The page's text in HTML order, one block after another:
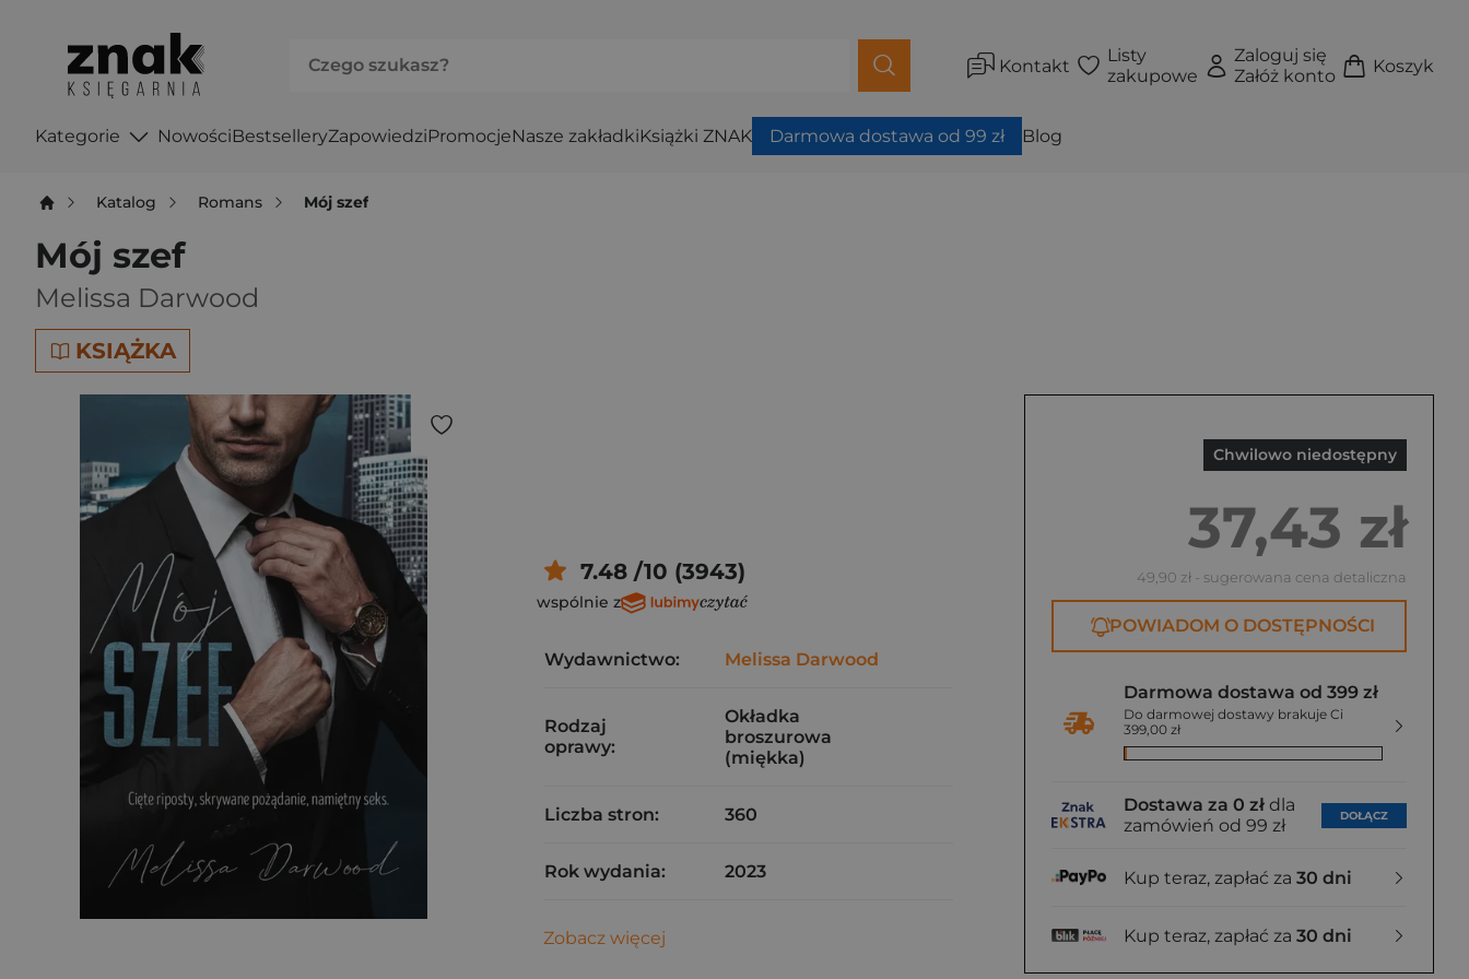
Kontakt
Listy
zakupowe
Zaloguj się
Załóż konto
Koszyk
Kategorie NowościBestselleryZapowiedziPromocjeNasze zakładkiKsiążki ZNAK Darmowa dostawa od 99 zł Blog
Katalog Romans Mój szef
Mój szef
Melissa Darwood
KSIĄŻKA
Chwilowo niedostępny
37,43 zł
49,90 zł - sugerowana cena detaliczna
POWIADOM O DOSTĘPNOŚCI
Darmowa dostawa od 399 zł
Do darmowej dostawy brakuje Ci
399,00 zł
Dostawa za 0 zł dla
zamówień od 99 zł
DOŁĄCZ
Kup teraz, zapłać za 30 dni
Kup teraz, zapłać za 30 dni
7.48 /10 (3943)
wspólnie z
Wydawnictwo: Melissa Darwood
Rodzaj
oprawy:
Okładka
broszurowa
(miękka)
Liczba stron: 360
Rok wydania: 2023
Zobacz więcej